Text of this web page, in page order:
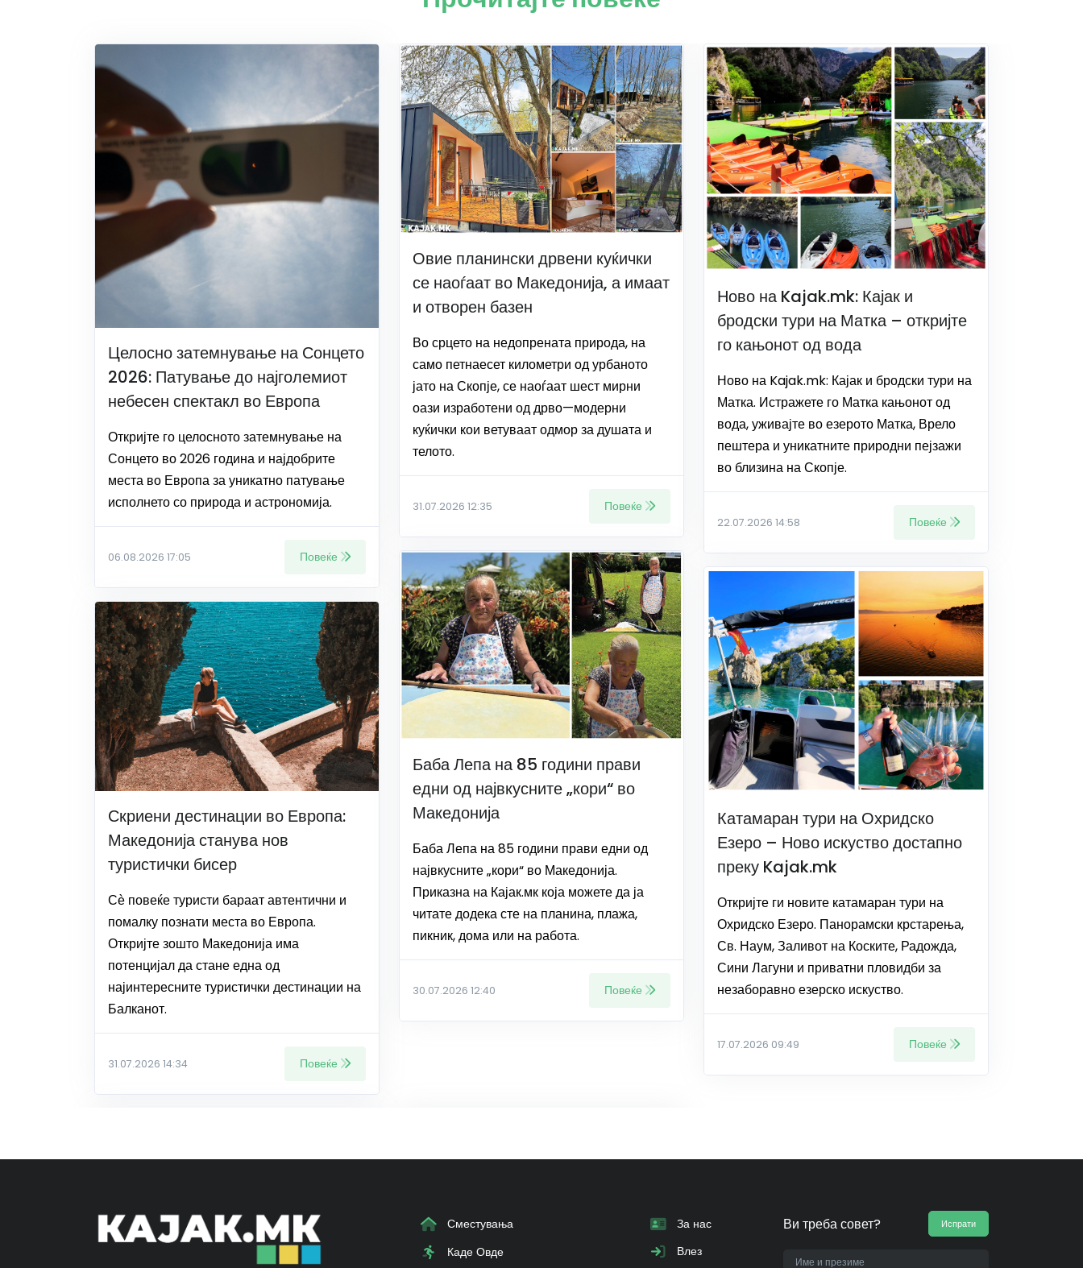
Целосно затемнување на Сонцето
2026: Патување до најголемиот
небесен спектакл во Европа
Откријте го целосното затемнување на
Сонцето во 2026 година и најдобрите
места во Европа за уникатно патување
исполнето со природа и астрономија.
06.08.2026 17:05 Повеќе
Скриени дестинации во Европа:
Македонија станува нов
туристички бисер
Сѐ повеќе туристи бараат автентични и
помалку познати места во Европа.
Откријте зошто Македонија има
потенцијал да стане една од
најинтересните туристички дестинации на
Балканот.
31.07.2026 14:34 Повеќе
Овие планински дрвени куќички
се наоѓаат во Македонија, а имаат
и отворен базен
Во срцето на недопрената природа, на
само петнаесет километри од урбаното
јато на Скопје, се наоѓаат шест мирни
оази изработени од дрво—модерни
куќички кои ветуваат одмор за душата и
телото.
31.07.2026 12:35 Повеќе
Баба Лепа на 85 години прави
едни од највкусните „кори“ во
Македонија
Баба Лепа на 85 години прави едни од
највкусните „кори“ во Македонија.
Приказна на Кајак.мк која можете да ја
читате додека сте на планина, плажа,
пикник, дома или на работа.
30.07.2026 12:40 Повеќе
Ново на Kajak.mk: Кајак и
бродски тури на Матка – откријте
го кањонот од вода
Ново на Kajak.mk: Кајак и бродски тури на
Матка. Истражете го Матка кањонот од
вода, уживајте во езерото Матка, Врело
пештера и уникатните природни пејзажи
во близина на Скопје.
22.07.2026 14:58 Повеќе
Катамаран тури на Охридско
Езеро – Ново искуство достапно
преку Kajak.mk
Откријте ги новите катамаран тури на
Охридско Езеро. Панорамски крстарења,
Св. Наум, Заливот на Коските, Радожда,
Сини Лагуни и приватни пловидби за
незаборавно езерско искуство.
17.07.2026 09:49 Повеќе
Сместувања
Каде Овде
За нас
Влез
Ви треба совет? Испрати